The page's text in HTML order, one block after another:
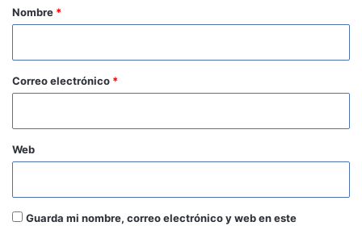
r
o
*
Nombre *
Correo electrónico *
Web
Guarda mi nombre, correo electrónico y web en este